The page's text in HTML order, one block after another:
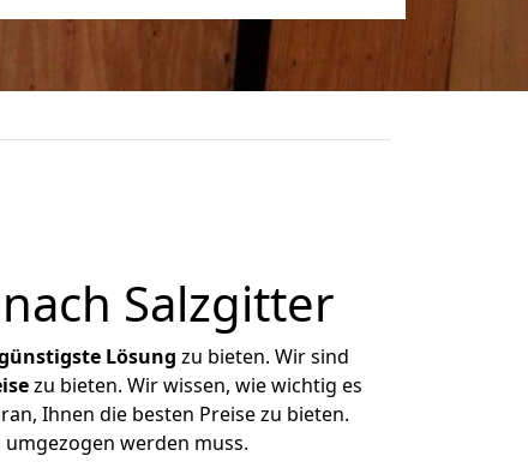
Salzgitter
Lösung zu bieten. Wir sind
zu bieten. Wir wissen, wie wichtig es
Ihnen die besten Preise zu bieten.
werden muss.